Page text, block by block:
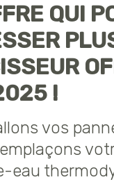
QUI
!
vos
eau